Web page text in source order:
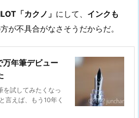
「カクノ」 にして、 インクも
が不具合がなさそうだからだ。
万年筆デビュー
を試してみたくなっ
言えば、もう10年く